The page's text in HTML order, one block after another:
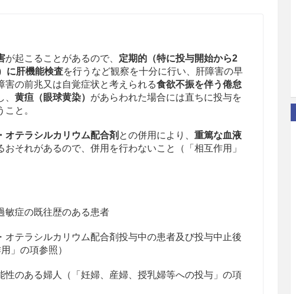
が起こることがあるので、 定期的（特に投与開始から2
に肝機能検査を行うなど観察を十分に行い、肝障害の早
害の前兆又は自覚症状と考えられる食欲不振を伴う倦怠
黄疸（眼球黄染） があらわれた場合には直ちに投与を
と。
オテラシルカリウム配合剤 との併用により、 重篤な血液
おそれがあるので、併用を行わないこと（「相互作用」
敏症の既往歴のある患者
オテラシルカリウム配合剤投与中の患者及び投与中止後
」の項参照）
性のある婦人（「妊婦、産婦、授乳婦等への投与」の項